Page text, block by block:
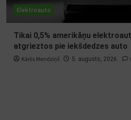
Elektroauto
Tikai 0,5% amerikāņu
atgrieztos pie iekšdedzes auto
Kārlis Mendziņš 5. augusts, 2026.